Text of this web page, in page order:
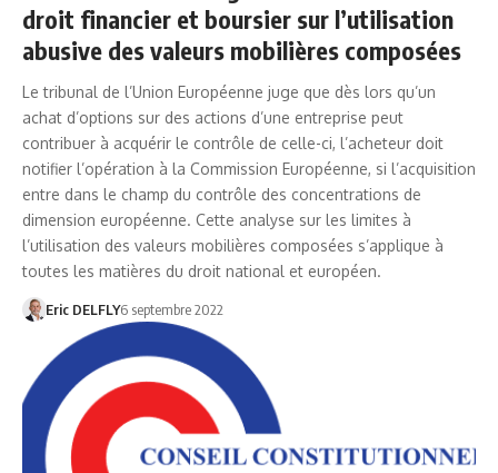
droit financier et boursier sur l’utilisation
abusive des valeurs mobilières composées
Le tribunal de l’Union Européenne juge que dès lors qu’un
achat d’options sur des actions d’une entreprise peut
contribuer à acquérir le contrôle de celle-ci, l’acheteur doit
notifier l’opération à la Commission Européenne, si l’acquisition
entre dans le champ du contrôle des concentrations de
dimension européenne. Cette analyse sur les limites à
l’utilisation des valeurs mobilières composées s’applique à
toutes les matières du droit national et européen.
Eric DELFLY6 septembre 2022